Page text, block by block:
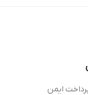
ایمن